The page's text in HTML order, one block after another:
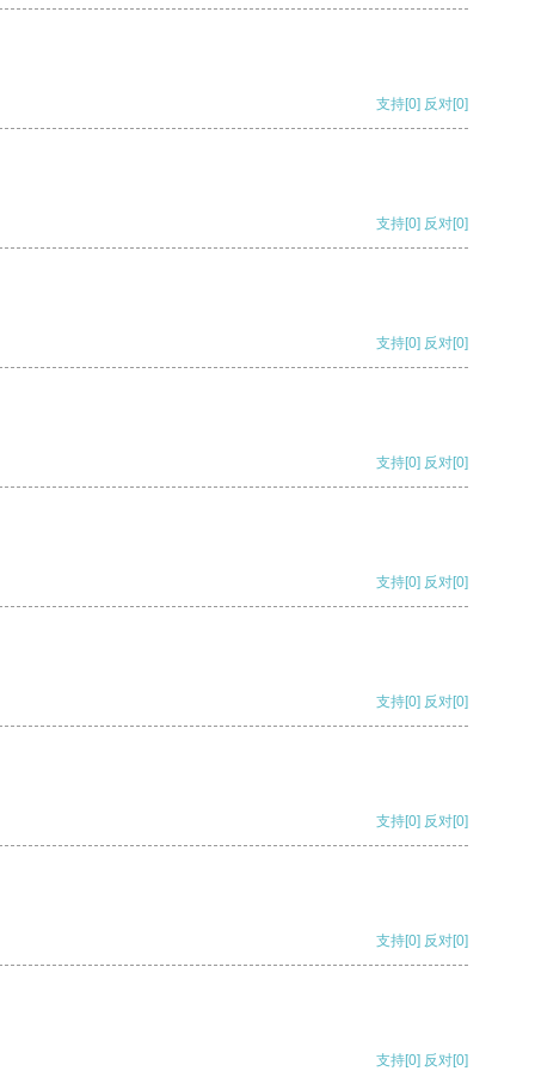
支持[0] 反对[0]
支持[0] 反对[0]
支持[0] 反对[0]
支持[0] 反对[0]
支持[0] 反对[0]
支持[0] 反对[0]
支持[0] 反对[0]
支持[0] 反对[0]
支持[0] 反对[0]